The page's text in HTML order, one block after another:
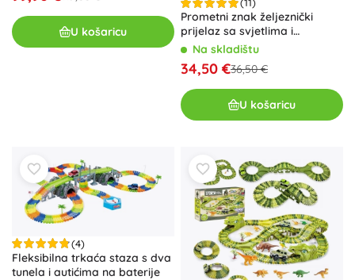
U košaricu
(11)
Prometni znak željeznički
prijelaz sa svjetlima i
zvukovima 78 cm KLEIN
Na skladištu
34,50 €36,50 €
U košaricu
(4)
Fleksibilna trkaća staza s dva
tunela i autićima na baterije